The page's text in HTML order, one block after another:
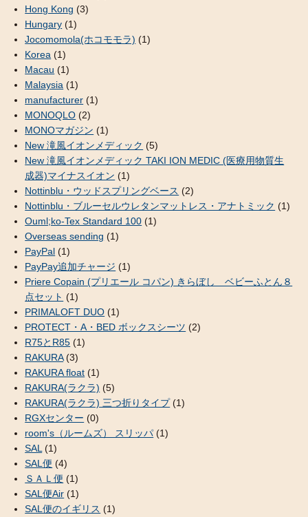
Hong Kong (3)
Hungary (1)
Jocomomola(ホコモモラ) (1)
Korea (1)
Macau (1)
Malaysia (1)
manufacturer (1)
MONOQLO (2)
MONOマガジン (1)
New 滝風イオンメディック (5)
New 滝風イオンメディック TAKI ION MEDIC (医療用物質生
成器)マイナスイオン (1)
Nottinblu・ウッドスプリングベース (2)
Nottinblu・ブルーセルウレタンマットレス・アナトミック (1)
Ouml;ko-Tex Standard 100 (1)
Overseas sending (1)
PayPal (1)
PayPay追加チャージ (1)
Priere Copain (プリエール コパン) きらぼし ベビーふとん８
点セット (1)
PRIMALOFT DUO (1)
PROTECT・A・BED ボックスシーツ (2)
R75とR85 (1)
RAKURA(3)
RAKURA float (1)
RAKURA(ラクラ) (5)
RAKURA(ラクラ) 三つ折りタイプ(1)
RGXセンター (0)
room's（ルームズ） スリッパ (1)
SAL (1)
SAL便 (4)
ＳＡＬ便 (1)
SAL便Air (1)
SAL便のイギリス (1)